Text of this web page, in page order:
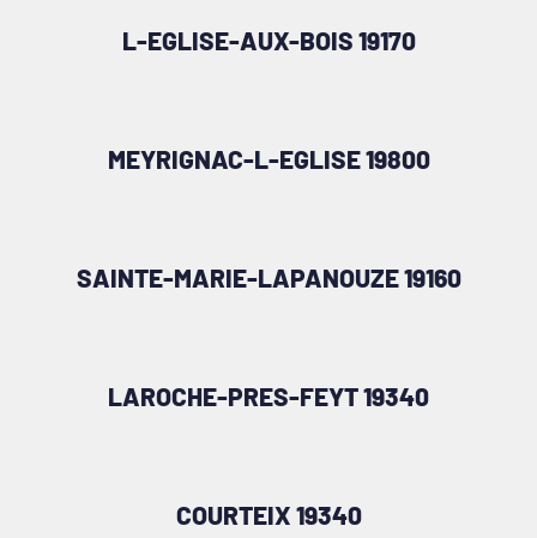
L-EGLISE-AUX-BOIS 19170
MEYRIGNAC-L-EGLISE 19800
SAINTE-MARIE-LAPANOUZE 19160
LAROCHE-PRES-FEYT 19340
COURTEIX 19340